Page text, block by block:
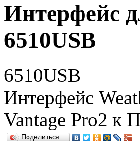
Интерфейс
6510USB
6510USB
Интерфейс
Vantage Pro2 к
Поделиться…